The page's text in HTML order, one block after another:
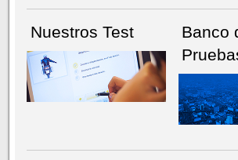
Nuestros Test
Banco